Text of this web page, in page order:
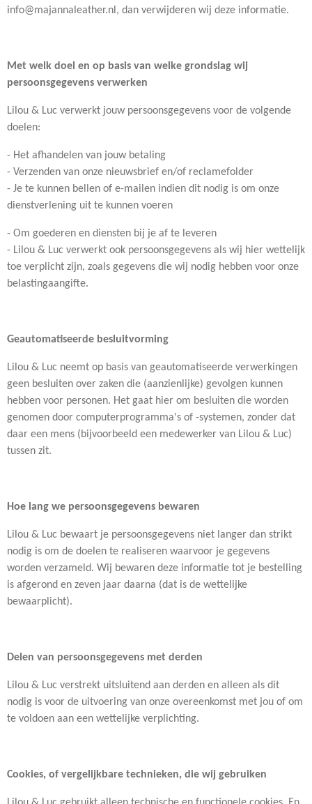
info@majannaleather.nl, dan verwijderen wij deze informatie.
Met welk doel en op basis van welke grondslag wij
persoonsgegevens verwerken
Lilou & Luc verwerkt jouw persoonsgegevens voor de volgende
doelen:
- Het afhandelen van jouw betaling
- Verzenden van onze nieuwsbrief en/of reclamefolder
- Je te kunnen bellen of e-mailen indien dit nodig is om onze
dienstverlening uit te kunnen voeren
- Om goederen en diensten bij je af te leveren
- Lilou & Luc verwerkt ook persoonsgegevens als wij hier wettelijk
toe verplicht zijn, zoals gegevens die wij nodig hebben voor onze
belastingaangifte.
Geautomatiseerde besluitvorming
Lilou & Luc neemt op basis van geautomatiseerde verwerkingen
geen besluiten over zaken die (aanzienlijke) gevolgen kunnen
hebben voor personen. Het gaat hier om besluiten die worden
genomen door computerprogramma's of -systemen, zonder dat
daar een mens (bijvoorbeeld een medewerker van Lilou & Luc)
tussen zit.
Hoe lang we persoonsgegevens bewaren
Lilou & Luc bewaart je persoonsgegevens niet langer dan strikt
nodig is om de doelen te realiseren waarvoor je gegevens
worden verzameld. Wij bewaren deze informatie tot je bestelling
is afgerond en zeven jaar daarna (dat is de wettelijke
bewaarplicht).
Delen van persoonsgegevens met derden
Lilou & Luc verstrekt uitsluitend aan derden en alleen als dit
nodig is voor de uitvoering van onze overeenkomst met jou of om
te voldoen aan een wettelijke verplichting.
Cookies, of vergelijkbare technieken, die wij gebruiken